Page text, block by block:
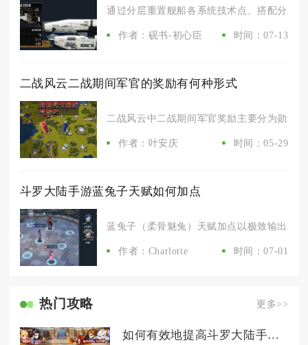
通过分层重置舰船各系统技术点、搭配分定
作者：砚书-初心臣 时间：07-13
二战风云二战期间军官的奖励有何种形式
二战风云中二战期间军官奖励主要分为勋章
作者：叶安庆 时间：05-29
斗罗大陆手游蓝兔子天赋如何加点
蓝兔子（柔骨魅兔）天赋加点以极致输出为
作者：Charlotte 时间：07-01
热门攻略 更多>>
如何有效地提高斗罗大陆手游中的魂力